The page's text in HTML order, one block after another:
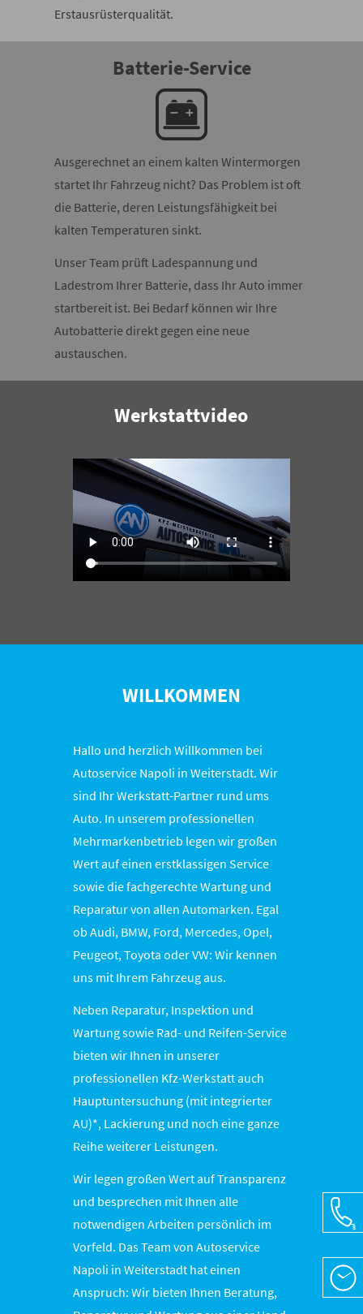
Erstausrüsterqualität.
Batterie-Service
Ausgerechnet an einem kalten Wintermorgen
startet Ihr Fahrzeug nicht? Das Problem ist oft
die Batterie, deren Leistungsfähigkeit bei
kalten Temperaturen sinkt.
Unser Team prüft Ladespannung und
Ladestrom Ihrer Batterie, dass Ihr Auto immer
startbereit ist. Bei Bedarf können wir Ihre
Autobatterie direkt gegen eine neue
austauschen.
Werkstattvideo
WILLKOMMEN
Hallo und herzlich Willkommen bei
Autoservice Napoli in Weiterstadt. Wir
sind Ihr Werkstatt-Partner rund ums
Auto. In unserem professionellen
Mehrmarkenbetrieb legen wir großen
Wert auf einen erstklassigen Service
sowie die fachgerechte Wartung und
Reparatur von allen Automarken. Egal
ob Audi, BMW, Ford, Mercedes, Opel,
Peugeot, Toyota oder VW: Wir kennen
uns mit Ihrem Fahrzeug aus.
Neben Reparatur, Inspektion und
Wartung sowie Rad- und Reifen-Service
bieten wir Ihnen in unserer
professionellen Kfz-Werkstatt auch
Hauptuntersuchung (mit integrierter
AU)*, Lackierung und noch eine ganze
Reihe weiterer Leistungen.
Wir legen großen Wert auf Transparenz
und besprechen mit Ihnen alle
notwendigen Arbeiten persönlich im
Vorfeld. Das Team von Autoservice
Napoli in Weiterstadt hat einen
Anspruch: Wir bieten Ihnen Beratung,